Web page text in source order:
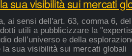
sua visibilità sui mercati
ai sensi dell'art. 63, comma 6,
utili a pubblicizzare la
dell’universo e della
la sua visibilità sui mercati globali